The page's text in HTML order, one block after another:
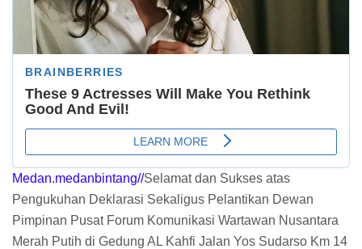
Medan.medanbintang//Selamat dan Sukses atas
Pengukuhan Deklarasi Sekaligus Pelantikan Dewan
Pimpinan Pusat Forum Komunikasi Wartawan Nusantara
Merah Putih di Gedung AL Kahfi Jalan Yos Sudarso Km 14